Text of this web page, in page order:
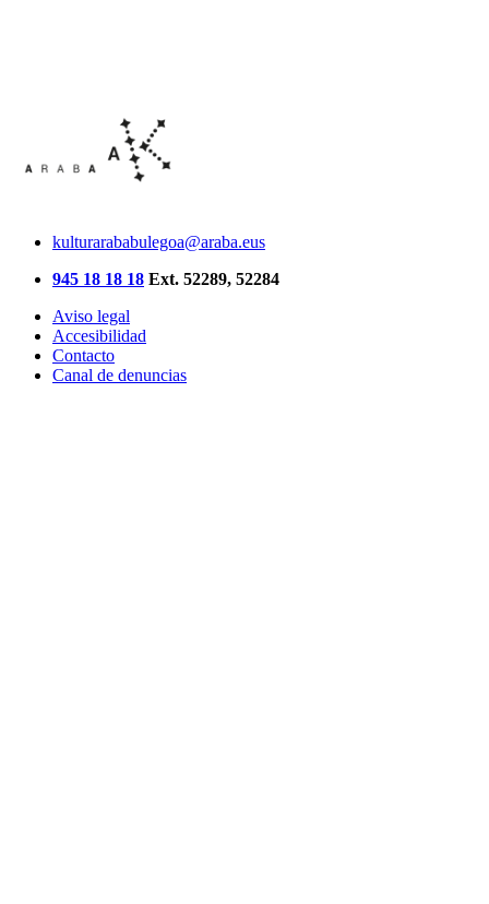
kulturarababulegoa@araba.eus
945 18 18 18 Ext. 52289, 52284
Aviso legal
Accesibilidad
Contacto
Canal de denuncias